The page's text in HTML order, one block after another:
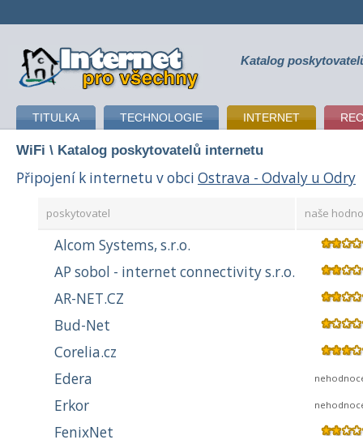
připojení k internetu Katalog
TITULKA TECHNOLOGIE INTERNET
WiFi \ Katalog poskytovatelů internetu
Připojení k internetu v obci Ostrava - Odvaly u Odry
poskytovatel naše
Alcom Systems, s.r.o.
AP sobol - internet connectivity s.r.o.
AR-NET.CZ
Bud-Net
Corelia.cz
Edera
Erkor
FenixNet